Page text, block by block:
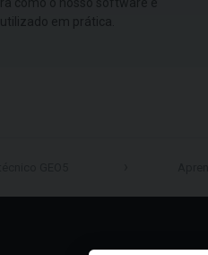
utilizado em prática.